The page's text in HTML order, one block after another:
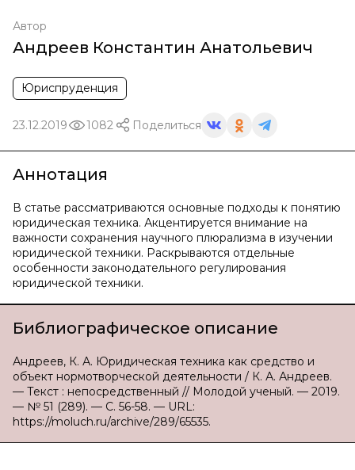
Автор
Андреев Константин Анатольевич
Юриспруденция
23.12.2019 1082 Поделиться
Аннотация
В статье рассматриваются основные подходы к понятию
юридическая техника. Акцентируется внимание на
важности сохранения научного плюрализма в изучении
юридической техники. Раскрываются отдельные
особенности законодательного регулирования
юридической техники.
Библиографическое описание
Андреев, К. А. Юридическая техника как средство и
объект нормотворческой деятельности / К. А. Андреев.
— Текст : непосредственный // Молодой ученый. — 2019.
— № 51 (289). — С. 56-58. — URL:
https://moluch.ru/archive/289/65535.